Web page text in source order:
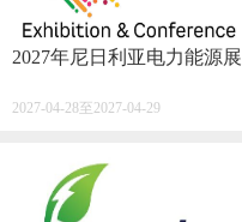
2027年尼日利亚电力能源展
2027-04-28至2027-04-29